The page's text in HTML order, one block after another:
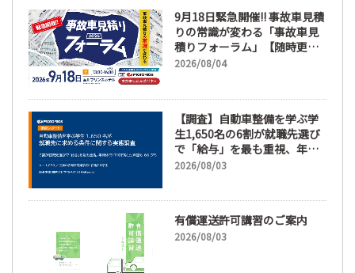
9月18日緊急開催!! 事故車見積
りの常識が変わる「事故車見
積りフォーラム」【随時更
新】
2026/08/04
【調査】自動車整備を学ぶ学
生1,650名の6割が就職先選び
で「給与」を最も重視、年間
休日「110日以上」希望も
2026/08/03
有償運送許可講習のご案内
2026/08/03